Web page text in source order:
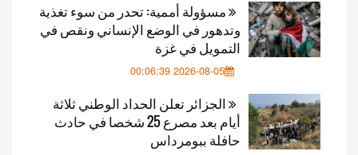
مسؤولة أممية: تحدر من سوء تغذية
وتدهور في الوضع الإنساني ونقص في
التمويل في غزة
2026-08-05 00:06:39
الجزائر تعلن الحداد الوطني ثلاثة
أيام بعد مصرع 25 شخصا في حادث
حافلة ببومرداس